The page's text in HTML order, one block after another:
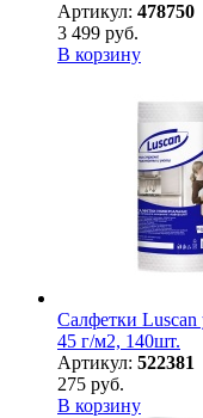
Артикул: 478750
3 499 руб.
В корзину
Салфетки Luscan
45 г/м2, 140шт.
Артикул: 522381
275 руб.
В корзину